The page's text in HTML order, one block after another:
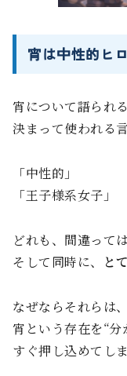
宵は中性的ヒ
宵について語られる
決まって使われる
「中性的」
「王子様系女子」
どれも、間違って
そして同時に、
と
なぜならそれらは、
宵という存在を“
すぐ押し込めてし